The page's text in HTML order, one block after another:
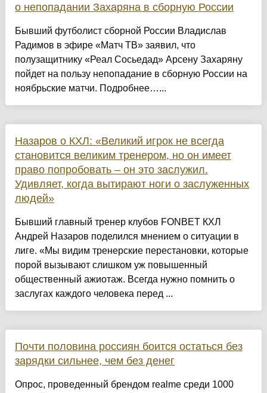
о непопадании Захаряна в сборную России
Бывший футболист сборной России Владислав
Радимов в эфире «Матч ТВ» заявил, что
полузащитнику «Реал Сосьедад» Арсену Захаряну
пойдет на пользу непопадание в сборную России на
ноябрьские матчи. Подробнее…...
Назаров о КХЛ: «Великий игрок не всегда
становится великим тренером, но он имеет
право попробовать – он это заслужил.
Удивляет, когда вытирают ноги о заслуженных
людей»
Бывший главный тренер клубов FONBET КХЛ
Андрей Назаров поделился мнением о ситуации в
лиге. «Мы видим тренерские перестановки, которые
порой вызывают слишком уж повышенный
общественный ажиотаж. Всегда нужно помнить о
заслугах каждого человека перед ...
Почти половина россиян боится остаться без
зарядки сильнее, чем без денег
Опрос, проведенный брендом realme среди 1000